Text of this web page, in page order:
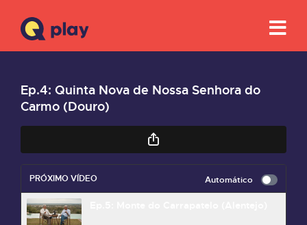
Ep.4: Quinta Nova de Nossa Senhora do
Carmo (Douro)
PRÓXIMO VÍDEO Automático